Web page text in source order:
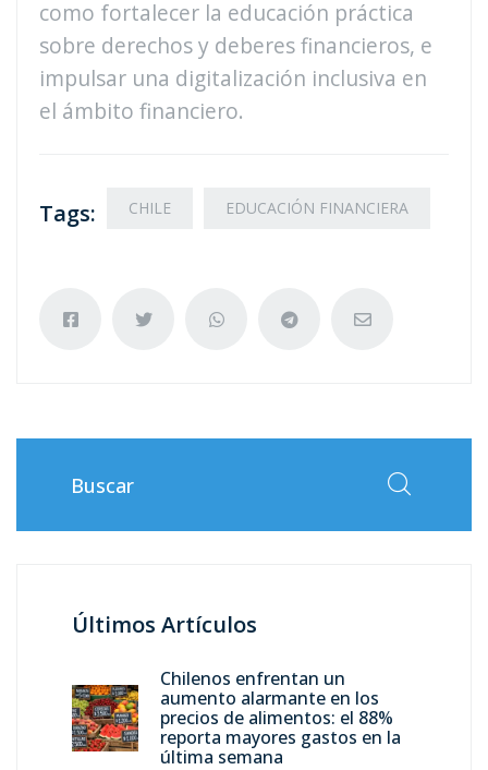
como fortalecer la educación práctica
sobre derechos y deberes financieros, e
impulsar una digitalización inclusiva en
el ámbito financiero.
Tags: CHILE EDUCACIÓN FINANCIERA
Últimos Artículos
Chilenos enfrentan un
aumento alarmante en los
precios de alimentos: el 88%
reporta mayores gastos en la
última semana